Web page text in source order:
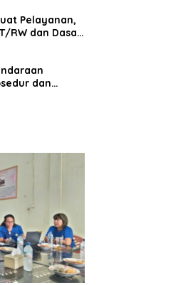
Pelayanan,
RW dan Dasa
dan